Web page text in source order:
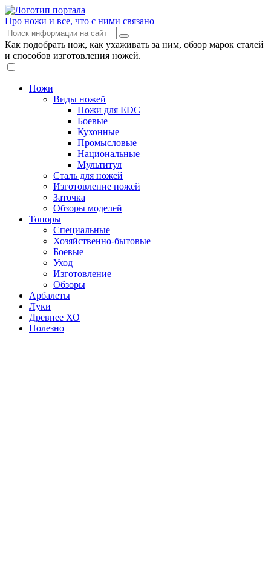
Про ножи и все, что с ними связано
Как подобрать нож, как ухаживать за ним, обзор марок сталей
и способов изготовления ножей.
Ножи
Виды ножей
Ножи для EDC
Боевые
Кухонные
Промысловые
Национальные
Мультитул
Сталь для ножей
Изготовление ножей
Заточка
Обзоры моделей
Топоры
Специальные
Хозяйственно-бытовые
Боевые
Уход
Изготовление
Обзоры
Арбалеты
Луки
Древнее ХО
Полезно